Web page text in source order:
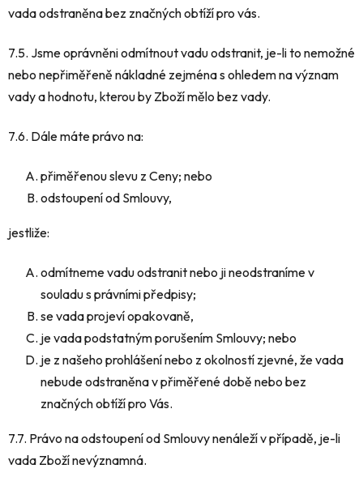
vada odstraněna bez značných obtíží pro vás.
7.5. Jsme oprávněni odmítnout vadu odstranit, je-li to nemožné
nebo nepřiměřeně nákladné zejména s ohledem na význam
vady a hodnotu, kterou by Zboží mělo bez vady.
7.6. Dále máte právo na:
přiměřenou slevu z Ceny; nebo
odstoupení od Smlouvy,
jestliže:
odmítneme vadu odstranit nebo ji neodstraníme v
souladu s právními předpisy;
se vada projeví opakovaně,
je vada podstatným porušením Smlouvy; nebo
je z našeho prohlášení nebo z okolností zjevné, že vada
nebude odstraněna v přiměřené době nebo bez
značných obtíží pro Vás.
7.7. Právo na odstoupení od Smlouvy nenáleží v případě, je-li
vada Zboží nevýznamná.